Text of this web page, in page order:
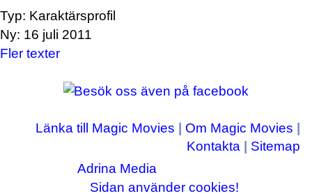
Typ: Karaktärsprofil
Ny: 16 juli 2011
Fler texter
Länka till Magic Movies Om Magic Movies
Kontakta
Sitemap
Copyright © 2003-2026Adrina Media
Sidan använder cookies!